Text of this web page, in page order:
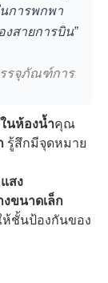
การพกพา
สายการบิน”
รรจุภัณฑ์การ
นห้องน้ำคุณ
รู้สึกมีจุดหมาย
สง
ขนาดเล็ก
ห้ชั้นป้องกันของ